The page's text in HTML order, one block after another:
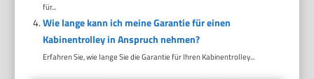
für...
Wie lange kann ich meine Garantie für einen
Kabinentrolley in Anspruch nehmen?
Erfahren Sie, wie lange Sie die Garantie für Ihren Kabinentrolley...